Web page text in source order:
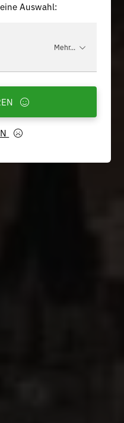
Auswahl:
Mehr...